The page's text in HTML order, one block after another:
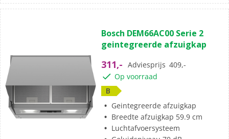
Bosch DEM66AC00 Serie 2
geintegreerde afzuigkap
311,- Adviesprijs 409,-
Op voorraad
B
Geintegreerde afzuigkap
Breedte afzuigkap 59.9 cm
Luchtafvoersysteem